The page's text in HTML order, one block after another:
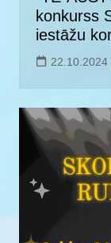
konkurss
iestāžu
22.10.2024